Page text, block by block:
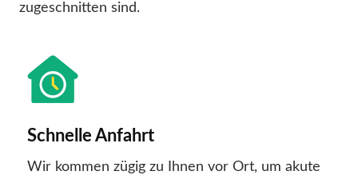
zugeschnitten sind.
Schnelle Anfahrt
Wir kommen zügig zu Ihnen vor Ort, um akute